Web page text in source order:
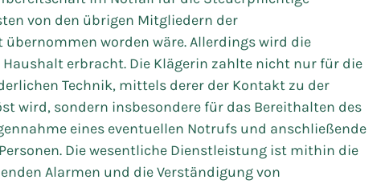
von den übrigen Mitgliedern der
worden wäre. Allerdings wird die
erbracht. Die Klägerin zahlte nicht nur für die
Technik, mittels derer der Kontakt zu der
wird, sondern insbesondere für das Bereithalten des
eines eventuellen Notrufs und anschließende
Die wesentliche Dienstleistung ist mithin die
Alarmen und die Verständigung von